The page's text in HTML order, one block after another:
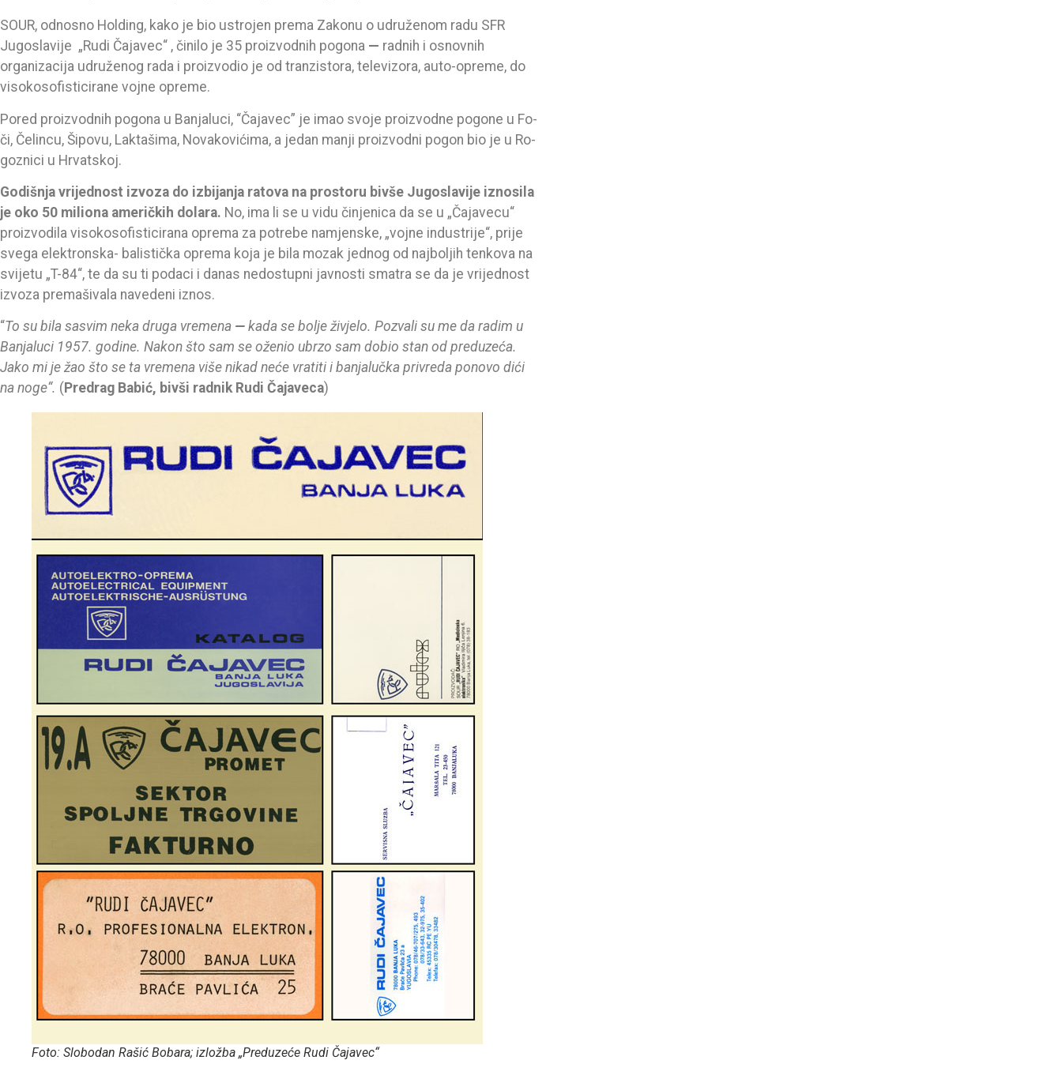
SOUR, odnosno Holding, kako je bio ustrojen prema Zakonu o udruženom radu SFR
Jugoslavije „Rudi Čajavec“ , činilo je 35 proizvodnih pogona — radnih i osnovnih
organizacija udruženog rada i proizvodio je od tranzistora, televizora, auto-opreme, do
visokosofisticirane vojne opreme.
Po­red proizvodnih pogona u Ba­nja­lu­ci, “Ča­ja­vec” je imao svo­je proi­zvo­dne po­go­ne u Fo­
či, Če­lin­cu, Ši­po­vu, La­kta­ši­ma, No­va­ko­vi­ći­ma, a je­dan ma­nji proi­zvo­dni po­gon bio je u Ro­
go­zni­ci u Hrvat­skoj.
Godišnja vrijednost izvoza do izbijanja ratova na prostoru bivše Jugoslavije iznosila
je oko 50 miliona američkih dolara. No, ima li se u vidu činjenica da se u „Čajavecu“
proizvodila visokosofisticirana oprema za potrebe namjenske, „vojne industrije“, prije
svega elektronska- balistička oprema koja je bila mozak jednog od najboljih tenkova na
svijetu „T-84“, te da su ti podaci i danas nedostupni javnosti smatra se da je vrijednost
izvoza premašivala navedeni iznos.
“To su bila sasvim neka druga vremena — kada se bolje živjelo. Pozvali su me da radim u
Banjaluci 1957. godine. Nakon što sam se oženio ubrzo sam dobio stan od preduzeća.
Jako mi je žao što se ta vremena više nikad neće vratiti i banjalučka privreda ponovo dići
na noge“. ( Predrag Babić, bivši radnik Rudi Čajaveca)
Foto: Slobodan Rašić Bobara; izložba „Preduzeće Rudi Čajavec“